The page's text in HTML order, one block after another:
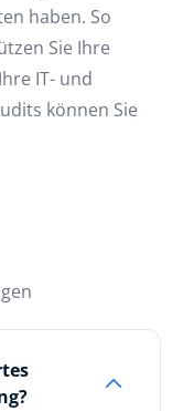
haben. So
Sie Ihre
IT- und
können Sie